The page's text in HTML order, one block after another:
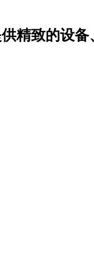
供精致的设